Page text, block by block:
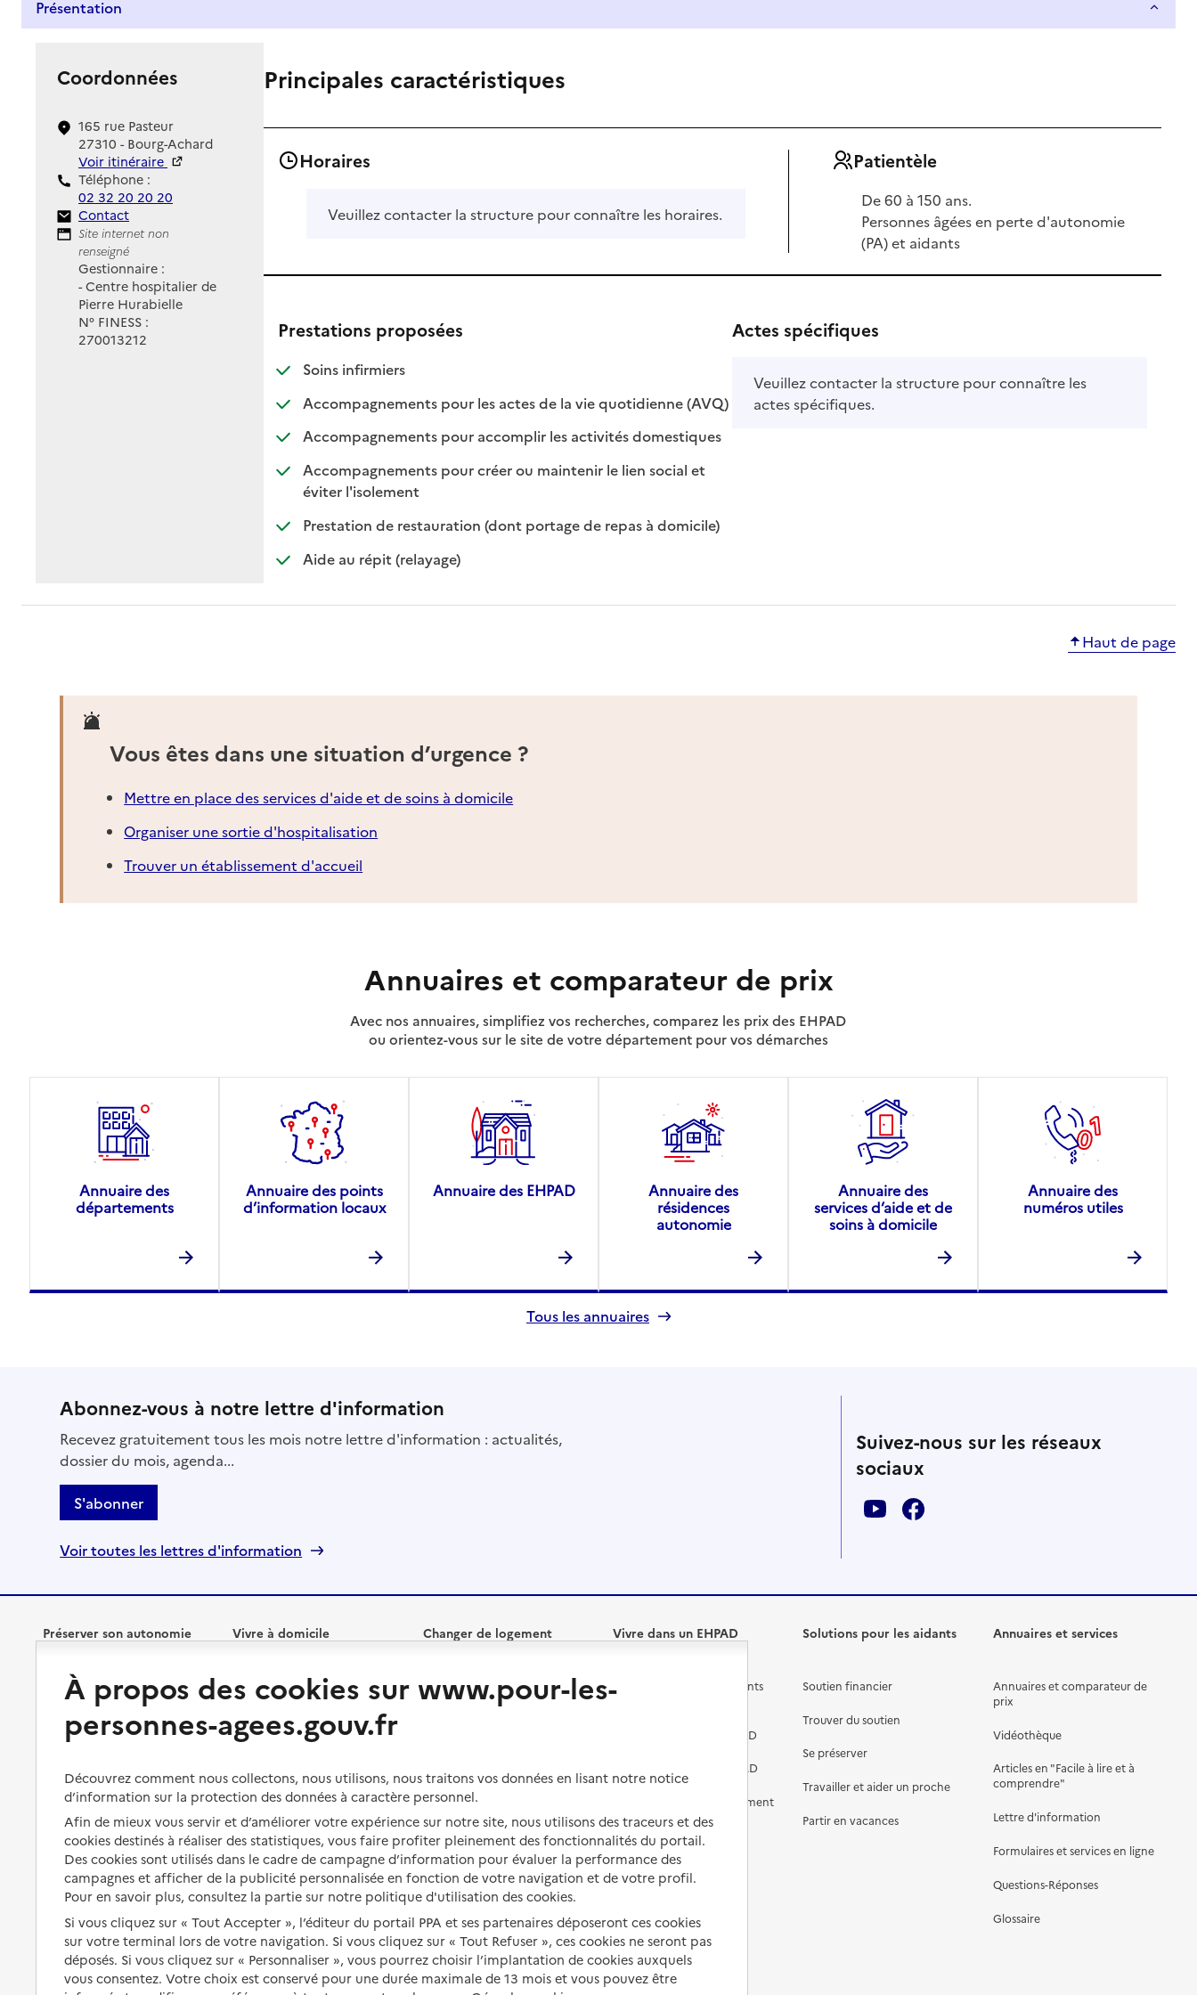
Présentation
Coordonnées
165 rue Pasteur
27310 - Bourg-Achard
Voir itinéraire
Téléphone :
02 32 20 20 20
Contact
Contact
Site Internet
Site internet non
renseigné
Gestionnaire :
- Centre hospitalier de
Pierre Hurabielle
N° FINESS :
270013212
Principales caractéristiques
Horaires
Veuillez contacter la structure pour connaître les horaires.
Patientèle
De 60 à 150 ans.
Personnes âgées en perte d'autonomie
(PA) et aidants
Prestations proposées
Soins infirmiers: disponible
: non disponible
Accompagnements pour les actes de la vie quotidienne (AVQ): disponible
: non disponible
Accompagnements pour accomplir les activités domestiques: disponible
: non disponible
Accompagnements pour créer ou maintenir le lien social et
éviter l'isolement: disponible
: non disponible
Prestation de restauration (dont portage de repas à domicile): disponible
: non disponible
Aide au répit (relayage): disponible
: non disponible
Actes spécifiques
Veuillez contacter la structure pour connaître les
actes spécifiques.
Haut de page
Vous êtes dans une situation d’urgence ?
Mettre en place des services d'aide et de soins à domicile
Organiser une sortie d'hospitalisation
Trouver un établissement d'accueil
Annuaires et comparateur de prix
Avec nos annuaires, simplifiez vos recherches, comparez les prix des EHPAD
ou orientez-vous sur le site de votre département pour vos démarches
Annuaire des
départements
Annuaire des points
d’information locaux
Annuaire des EHPAD
Annuaire des
résidences
autonomie
Annuaire des
services d’aide et de
soins à domicile
Annuaire des
numéros utiles
Tous les annuaires
Abonnez-vous à notre lettre d'information
Recevez gratuitement tous les mois notre lettre d'information : actualités,
dossier du mois, agenda...
S'abonner
Voir toutes les lettres d'information
Suivez-nous sur les réseaux
sociaux
Préserver son autonomie
Perte d'autonomie : évaluation
et droits
Aménager son logement et
Préserver son autonomie et sa
santé
Organiser à l'avance sa propre
protection
Les mesures de protection
Les obligations de la famille
À qui s’adresser ?
Les politiques du grand âge
Vivre à domicile
Bénéficier d'aide à domicile
Bénéficier de soins à domicile
Solutions d'accueil temporaire
Partager son logement
Vivre à domicile avec une
maladie ou un handicap
Être hospitalisé
Fin de vie à domicile
Changer de logement
Les questions à se poser
Vivre en accueil familial
Autres solutions de logement
Vivre dans un EHPAD
Les différents établissements
Préparer l'entrée en EHPAD
Aides financières en EHPAD
Prévention, accompagnement
et soins
Comprendre les prix en
EHPAD
Solutions pour les aidants
Soutien financier
Trouver du soutien
Se préserver
Travailler et aider un proche
Partir en vacances
Annuaires et services
Annuaires et comparateur de
prix
Vidéothèque
Articles en "Facile à lire et à
comprendre"
Lettre d'information
Formulaires et services en ligne
Questions-Réponses
Glossaire
À propos des cookies sur www.pour-les-
personnes-agees.gouv.fr
Découvrez comment nous collectons, nous utilisons, nous traitons vos données en lisant notre notice
d’information sur la protection des données à caractère personnel.
Afin de mieux vous servir et d’améliorer votre expérience sur notre site, nous utilisons des traceurs et des
cookies destinés à réaliser des statistiques, vous faire profiter pleinement des fonctionnalités du portail.
Des cookies sont utilisés dans le cadre de campagne d’information pour évaluer la performance des
campagnes et afficher de la publicité personnalisée en fonction de votre navigation et de votre profil.
Pour en savoir plus, consultez la partie sur notre politique d'utilisation des cookies.
Si vous cliquez sur « Tout Accepter », l’éditeur du portail PPA et ses partenaires déposeront ces cookies
sur votre terminal lors de votre navigation. Si vous cliquez sur « Tout Refuser », ces cookies ne seront pas
déposés. Si vous cliquez sur « Personnaliser », vous pourrez choisir l’implantation de cookies auxquels
vous consentez. Votre choix est conservé pour une durée maximale de 13 mois et vous pouvez être